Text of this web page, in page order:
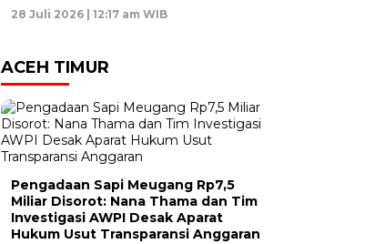
28 Juli 2026 | 12:17 am WIB
ACEH TIMUR
Pengadaan Sapi Meugang Rp7,5
Miliar Disorot: Nana Thama dan Tim
Investigasi AWPI Desak Aparat
Hukum Usut Transparansi Anggaran